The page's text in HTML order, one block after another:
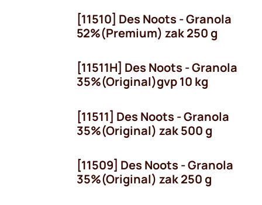
[11510] Des Noots - Granola
52%(Premium) zak 250 g
[11511H] Des Noots - Granola
35%(Original)gvp 10 kg
[11511] Des Noots - Granola
35%(Original) zak 500 g
[11509] Des Noots - Granola
35%(Original) zak 250 g